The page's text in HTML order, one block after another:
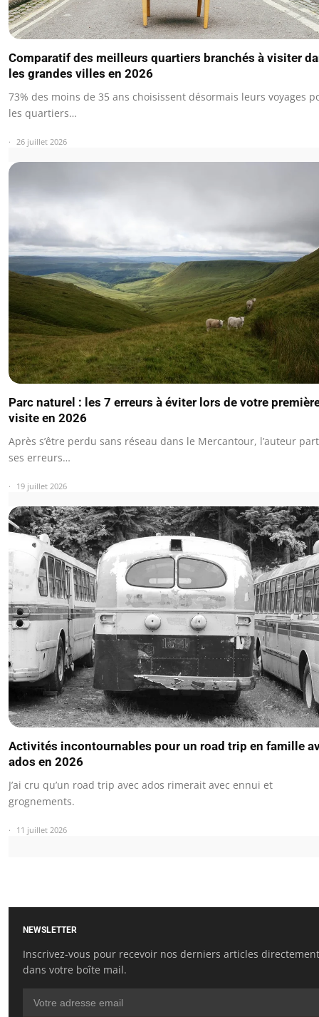
Comparatif des meilleurs quartiers branchés à visiter
les grandes villes en 2026
73% des moins de 35 ans choisissent désormais leurs voyages
les quartiers…
26 juillet 2026
Parc naturel : les 7 erreurs à éviter lors de votre
visite en 2026
Après s’être perdu sans réseau dans le Mercantour, l’auteur
ses erreurs…
19 juillet 2026
Activités incontournables pour un road trip en famille
ados en 2026
J’ai cru qu’un road trip avec ados rimerait avec ennui et
grognements.
11 juillet 2026
NEWSLETTER
Inscrivez-vous pour recevoir nos derniers articles directement
dans votre boîte mail.